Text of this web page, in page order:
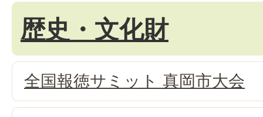
歴史・文化財
全国報徳サミット 真岡市大会